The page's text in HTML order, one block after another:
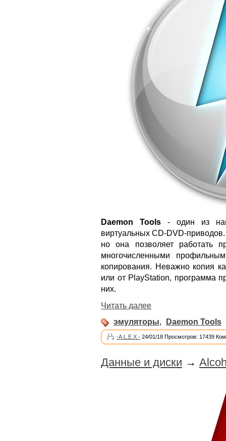
Daemon Tools - один из
виртуальных CD-DVD-
но она позволяет работать
многочисленными
копирования. Неважно копия
или от PlayStation, программа
них.
Читать далее
эмуляторы, Daemon Tools
-A.L.E.X.- 24/01/18 Просмотров: 17439
Данные и диски →